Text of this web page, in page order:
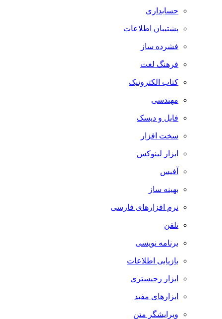
حسابداری
پشتیبان اطلاعات
فشرده ساز
فرهنگ لغت
کتاب الکترونیک
مهندسی
فایل و دیسک
سخت افزار
ابزار لینوکس
آفیس
بهینه ساز
نرم افزارهای فارسی
تلفن
برنامه نویسی
بازیابی اطلاعات
ابزار رجیستری
ابزارهای مفید
ویرایشگر متن